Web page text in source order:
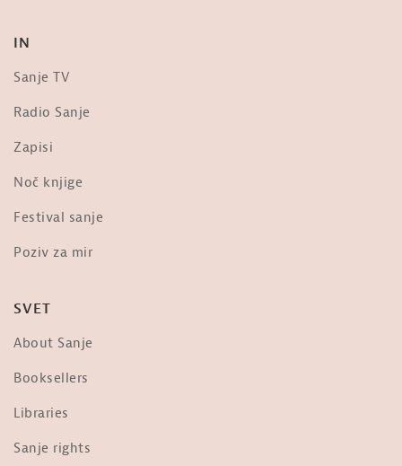
IN
Sanje TV
Radio Sanje
Zapisi
Noč knjige
Festival sanje
Poziv za mir
SVET
About Sanje
Booksellers
Libraries
Sanje rights